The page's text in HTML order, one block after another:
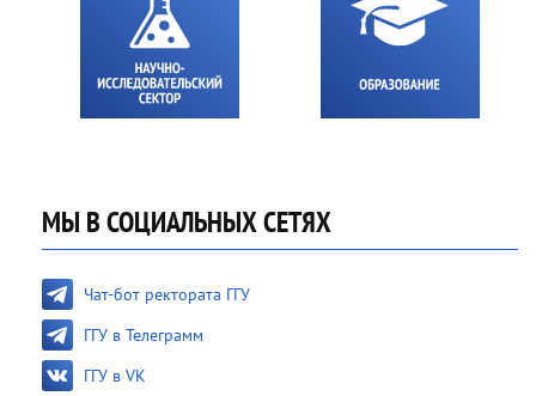
МЫ В СОЦИАЛЬНЫХ СЕТЯХ
Чат-бот ректората ГГУ
ГГУ в Телеграмм
ГГУ в VK